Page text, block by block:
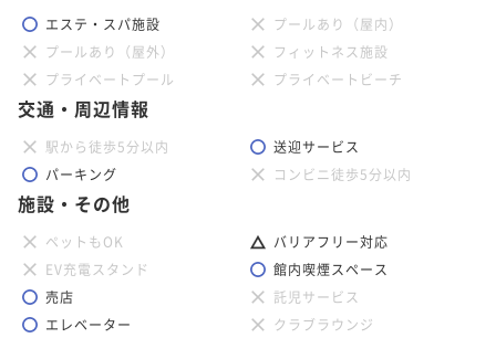
エステ・スパ施設
プールあり（屋内）
プールあり（屋外）
フィットネス施設
プライベートプール
プライベートビーチ
交通・周辺情報
駅から徒歩5分以内
送迎サービス
パーキング
コンビニ徒歩5分以内
施設・その他
ペットもOK
バリアフリー対応
EV充電スタンド
館内喫煙スペース
売店
託児サービス
エレベーター
クラブラウンジ